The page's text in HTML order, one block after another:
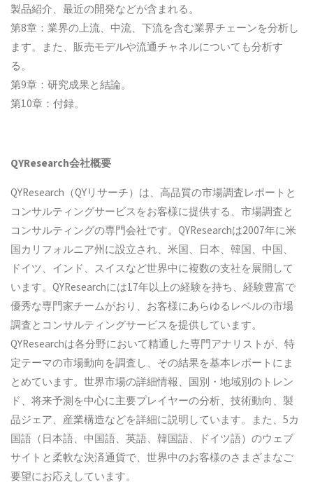
製品紹介、最近の開発などが含まれる。
第8章：業界の上流、中流、下流を含む業界チェーンを分析し
ます。また、販売モデルや流通チャネルについても分析す
る。
第9章：研究成果と結論。
第10章：付録。
QYResearch会社概要
QYResearch（QYリサーチ）は、高品質の市場調査レポートと
コンサルティングサービスをお客様に提供する、市場調査と
コンサルティングの専門会社です。QYResearchは2007年に米
国カリフォルニア州に設立され、米国、日本、韓国、中国、
ドイツ、インド、スイスなど世界中に複数の支社を展開して
います。QYResearchには17年以上の経験を持ち、経験豊富で
優秀な専門家チームがおり、お客様にあらゆるレベルの市場
調査とコンサルティングサービスを提供しています。
QYResearchは各分野において精通した専門アナリストが、特
定テーマの市場動向を調査し、その結果を基本レポートにま
とめています。世界市場の詳細情報、国別・地域別のトレン
ド、将来予測を中心に主要プレイヤーの分析、技術動向、製
品ジェア、産業構造などを詳細に説明しています。また、5カ
国語（日本語、中国語、英語、韓国語、ドイツ語）のウェブ
サイトと柔軟な決済通貨で、世界中のお客様のさまざまなご
要望にお応えしています。